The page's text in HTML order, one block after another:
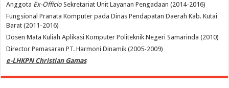
Anggota Ex-Officio Sekretariat Unit Layanan Pengadaan (2014-2016)
Fungsional Pranata Komputer pada Dinas Pendapatan Daerah Kab. Kutai
Barat (2011-2016)
Dosen Mata Kuliah Aplikasi Komputer Politeknik Negeri Samarinda (2010)
Director Pemasaran PT. Harmoni Dinamik (2005-2009)
e-LHKPN Christian Gamas